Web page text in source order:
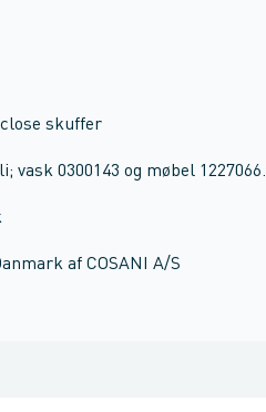
skuffer
vask 0300143 og møbel 1227066.
af COSANI A/S